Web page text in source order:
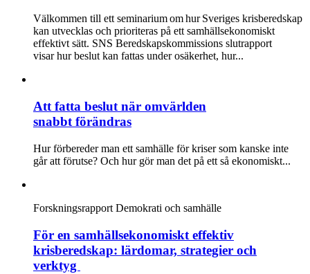
Välkommen till ett seminarium om hur Sveriges krisberedskap
kan utvecklas och prioriteras på ett samhällsekonomiskt
effektivt sätt. SNS Beredskapskommissions slutrapport
visar hur beslut kan fattas under osäkerhet, hur...
Att fatta beslut när omvärlden
snabbt förändras
Hur förbereder man ett samhälle för kriser som kanske inte
går att förutse? Och hur gör man det på ett så ekonomiskt...
Forskningsrapport Demokrati och samhälle
För en samhällsekonomiskt effektiv
krisberedskap: lärdomar, strategier och
verktyg